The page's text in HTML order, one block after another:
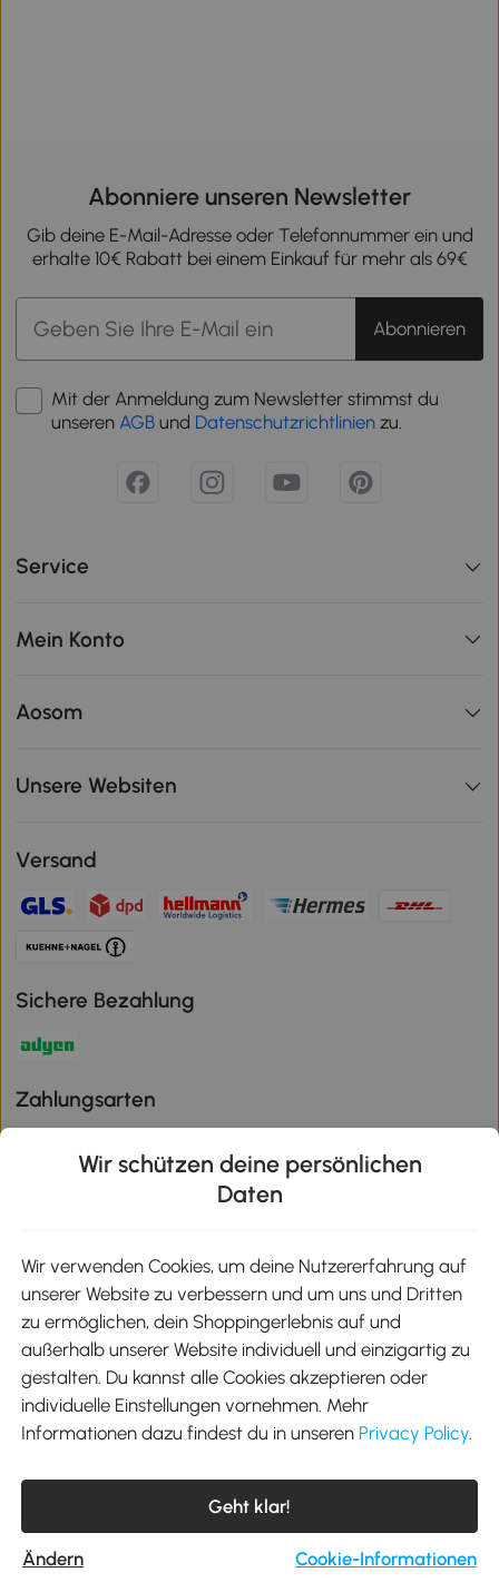
Abonniere unseren Newsletter
Gib deine E-Mail-Adresse oder Telefonnummer ein und
erhalte 10€ Rabatt bei einem Einkauf für mehr als 69€
Abonnieren
Mit der Anmeldung zum Newsletter stimmst du
unseren AGB und Datenschutzrichtlinien zu.
Service
Mein Konto
Aosom
Unsere Websiten
Versand
Sichere Bezahlung
Zahlungsarten
Aosom-App
Google Play
Tel.: +49 40 87408465
kontakt@aosom.de
Telefonservice Mo.-Fr. 9:00-17:30 Uhr
MH Handel GmbH, Wendenstraße 309, 20537 Hamburg
Wir schützen deine persönlichen
Daten
Wir verwenden Cookies, um deine Nutzererfahrung auf
unserer Website zu verbessern und um uns und Dritten
zu ermöglichen, dein Shoppingerlebnis auf und
außerhalb unserer Website individuell und einzigartig zu
gestalten. Du kannst alle Cookies akzeptieren oder
individuelle Einstellungen vornehmen. Mehr
Informationen dazu findest du in unseren Privacy Policy.
Geht klar!
Ändern Cookie-Informationen